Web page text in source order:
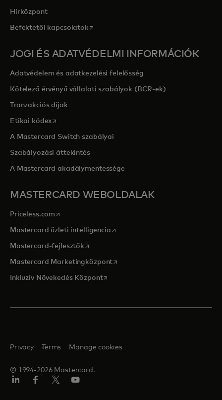
Hírközpont
Befektetői kapcsolatokopens in a new tab
JOGI ÉS ADATVÉDELMI INFORMÁCIÓK
Adatvédelem és adatkezelési felelősség
Kötelező érvényű vállalati szabályok (BCR-ek)
Tranzakciós díjak
Etikai kódexopens in a new tab
A Mastercard Switch szabályai
Szabályozási áttekintés
A Mastercard akadálymentessége
MASTERCARD WEBOLDALAK
Priceless.com opens in a new tab
Mastercard üzleti intelligenciaopens in a new tab
Mastercard-fejlesztők opens in a new tab
Mastercard Marketingközpontopens in a new tab
Inkluzív Növekedés Központopens in a new tab
© 1994-2026 Mastercard.
Privacy Terms Manage cookies